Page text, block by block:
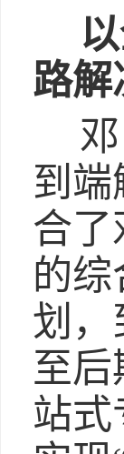
路解
到端
合了
的
划，
至
站式